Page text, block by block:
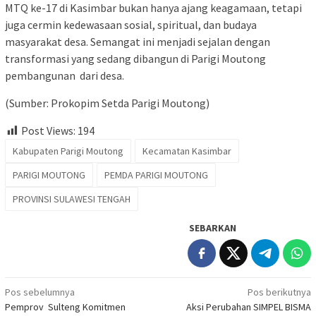
MTQ ke-17 di Kasimbar bukan hanya ajang keagamaan, tetapi
juga cermin kedewasaan sosial, spiritual, dan budaya
masyarakat desa. Semangat ini menjadi sejalan dengan
transformasi yang sedang dibangun di Parigi Moutong
pembangunan dari desa.
(Sumber: Prokopim Setda Parigi Moutong)
Post Views: 194
Kabupaten Parigi Moutong
Kecamatan Kasimbar
PARIGI MOUTONG
PEMDA PARIGI MOUTONG
PROVINSI SULAWESI TENGAH
SEBARKAN
Navigasi
Pos sebelumnya
Pemprov Sulteng Komitmen
Pos berikutnya
Aksi Perubahan SIMPEL BISMA